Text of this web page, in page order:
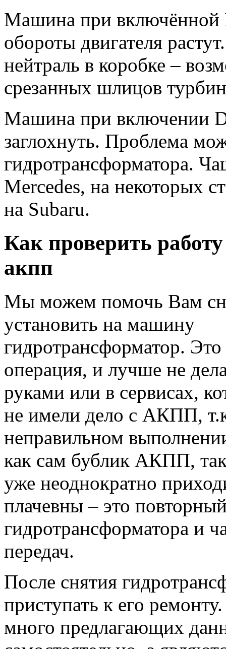
Машина при включённой
обороты двигателя
нейтраль в коробке –
срезанных шлицов
Машина при включении D
заглохнуть. Проблема
гидротрансформатора.
Mercedes, на некоторых
на Subaru.
Как проверить
акпп
Мы можем помочь Вам
установить на машину
гидротрансформатор. Это
операция, и лучше не
руками или в сервисах,
не имели дело с АКПП,
неправильном
как сам бублик АКПП,
уже неоднократно
плачевны – это
гидротрансформатора и
передач.
После снятия
приступать к его
много предлагающих